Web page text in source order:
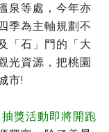
泉等處，今年亦
季為主軸規劃不
「石」門的「大
光資源，把桃園
城市!
獎活動即將開跑